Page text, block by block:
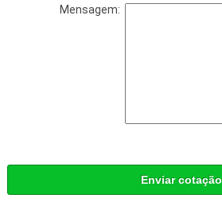
Mensagem:
Enviar cotação